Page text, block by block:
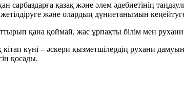
сарбаздарға қазақ және әлем әдебиетінің
жетілдіруге және олардың дүниетанымын
қана қоймай, жас ұрпақты білім мен рухани
күні – әскери қызметшілердің рухани
қосады.